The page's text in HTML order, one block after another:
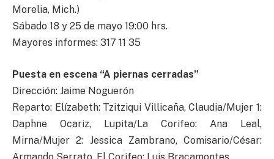
Morelia, Mich.)
Sábado 18 y 25 de mayo 19:00 hrs.
Mayores informes: 317 11 35
Puesta en escena “A piernas cerradas”
Dirección: Jaime Noguerón
Reparto: Elízabeth: Tzitziqui Villicaña, Claudia/Mujer 1:
Daphne Ocariz, Lupita/La Corifeo: Ana Leal,
Mirna/Mujer 2: Jessica Zambrano, Comisario/César: